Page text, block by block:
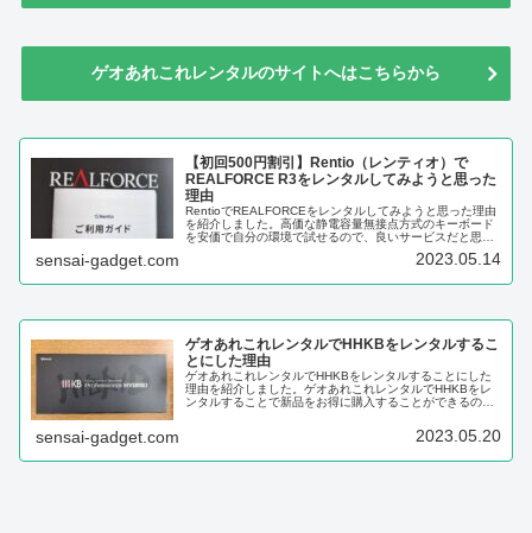
ゲオあれこれレンタルのサイトへはこちらから
【初回500円割引】Rentio（レンティオ）で
REALFORCE R3をレンタルしてみようと思った
理由
RentioでREALFORCEをレンタルしてみようと思った理由
を紹介しました。高価な静電容量無接点方式のキーボード
を安価で自分の環境で試せるので、良いサービスだと思い
sensai-gadget.com 2023.05.14
ゲオあれこれレンタルでHHKBをレンタルするこ
とにした理由
ゲオあれこれレンタルでHHKBをレンタルすることにした
理由を紹介しました。ゲオあれこれレンタルでHHKBをレ
ンタルすることで新品をお得に購入することができるの
sensai-gadget.com 2023.05.20